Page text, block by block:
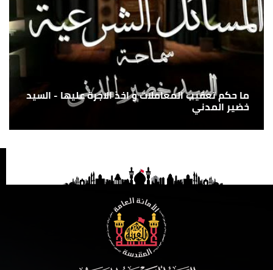
ما حكم تعقيب المعاملات و اخذ الاجرة عليها - السيد
خضير المدني